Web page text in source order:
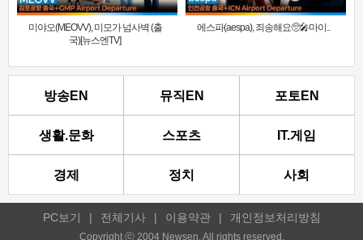
미야오(MEOVV), 미모가 넘사벽 (출
국)[뉴스엔TV]
에스파(aespa), 죄송해요🥺🎤마이..
방송EN 뮤직EN 포토EN
생활.문화 스포츠 IT.게임
경제 정치 사회
PC보기 | 전체기사 | 이용약관 | 개인정보처리방침
Copyright ⓒ 2004 Newsen. All rights reserved.